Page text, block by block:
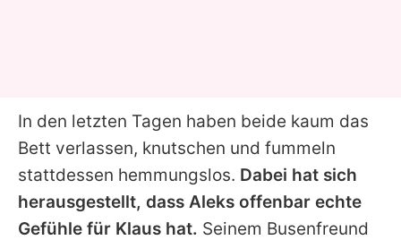
In den letzten Tagen haben beide kaum das
Bett verlassen, knutschen und fummeln
stattdessen hemmungslos. Dabei hat sich
herausgestellt, dass Aleks offenbar echte
Gefühle für Klaus hat. Seinem Busenfreund